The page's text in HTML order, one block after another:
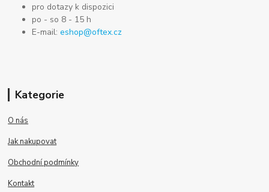
pro dotazy k dispozici
po - so 8 - 15 h
E-mail:eshop@oftex.cz
Kategorie
O nás
Jak nakupovat
Obchodní podmínky
Kontakt